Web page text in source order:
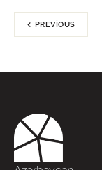
PREVIOUS